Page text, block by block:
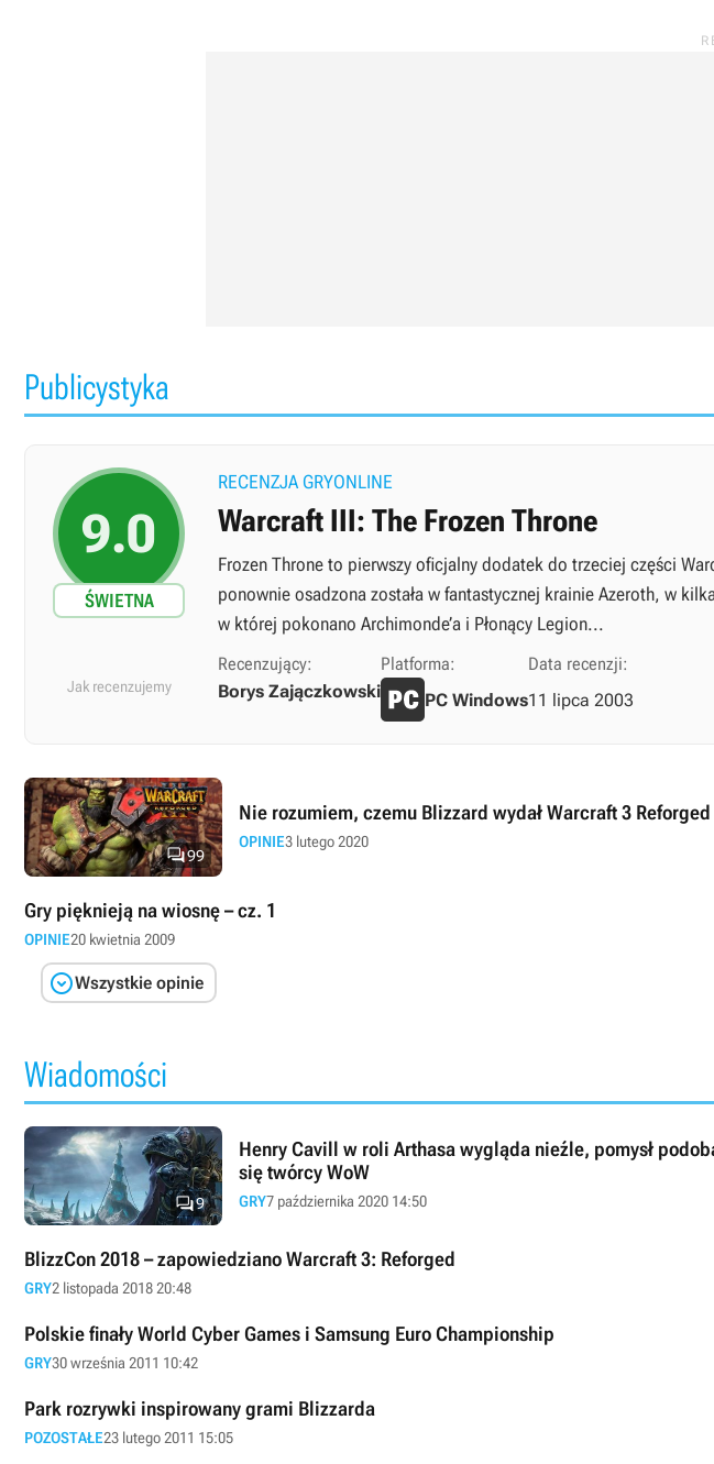
Publicystyka
9.0
ŚWIETNA
RECENZJA GRYONLINE
Warcraft III: The Frozen Throne
Frozen Throne to pierwszy oficjalny dodatek do trzeciej części
ponownie osadzona została w fantastycznej krainie Azeroth, w
w której pokonano Archimonde’a i Płonący Legion...
Jak recenzujemy
Recenzujący:
Borys Zajączkowski
Platforma:
PC Windows
Data recenzji:
11 lipca 2003
99
Nie rozumiem, czemu Blizzard wydał Warcraft 3 Reforged
OPINIE3 lutego 2020
Gry pięknieją na wiosnę – cz. 1
OPINIE20 kwietnia 2009
Wszystkie opinie
Wiadomości
9
Henry Cavill w roli Arthasa wygląda nieźle, pomysł
się twórcy WoW
GRY7 października 2020 14:50
BlizzCon 2018 – zapowiedziano Warcraft 3: Reforged
GRY2 listopada 2018 20:48
Polskie finały World Cyber Games i Samsung Euro Championship
GRY30 września 2011 10:42
Park rozrywki inspirowany grami Blizzarda
POZOSTAŁE23 lutego 2011 15:05